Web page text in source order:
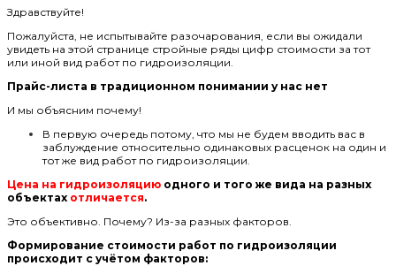
Здравствуйте!
Пожалуйста, не испытывайте разочарования, если вы ожидали
увидеть на этой странице стройные ряды цифр стоимости за тот
или иной вид работ по гидроизоляции.
Прайс-листа в традиционном понимании у нас нет
И мы объясним почему!
В первую очередь потому, что мы не будем вводить вас в
заблуждение относительно одинаковых расценок на один и
тот же вид работ по гидроизоляции.
Цена на гидроизоляцию одного и того же вида на разных
объектах отличается.
Это объективно. Почему? Из-за разных факторов.
Формирование стоимости работ по гидроизоляции
происходит с учётом факторов: